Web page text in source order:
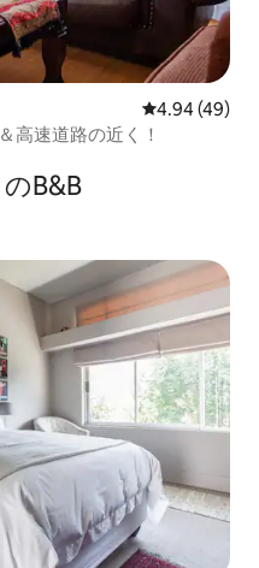
レビュー49
4.94 (49)
高速道路の近く！
B&B